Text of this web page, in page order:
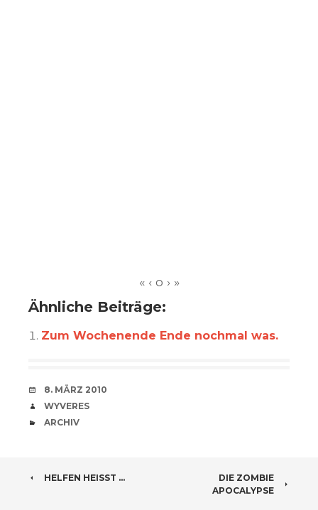
Ähnliche Beiträge:
Zum Wochenende Ende nochmal was.
VERABREDUNG
8. MÄRZ 2010
VERFASSER
WYVERES
CATEGORIES
ARCHIV
BEITRAGSNAVIGATION
HELFEN HEISST …
DIE ZOMBIE
APOCALYPSE